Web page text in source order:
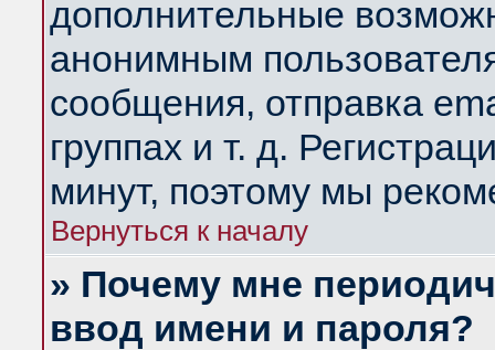
дополнительные
анонимным
сообщения, отправка
группах и т. д.
минут, поэтому мы
Вернуться к началу
» Почему мне
ввод имени и пароля?